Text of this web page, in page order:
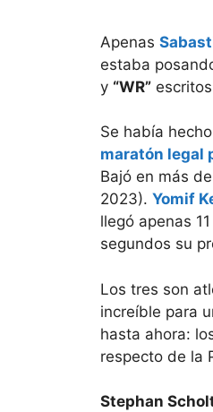
Apenas
estaba
y “WR”
Se había
maratón legal
Bajó en más
2023). Yomif
llegó apenas
segundos su
Los tres son
increíble para
hasta ahora:
respecto de la
Stephan